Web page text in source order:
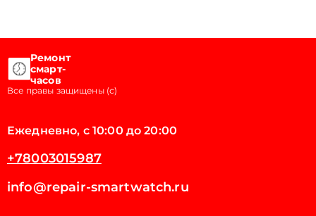
Ремонт
смарт-
часов
Все правы защищены (с)
Ежедневно, с 10:00 до 20:00
+78003015987
info@repair-smartwatch.ru